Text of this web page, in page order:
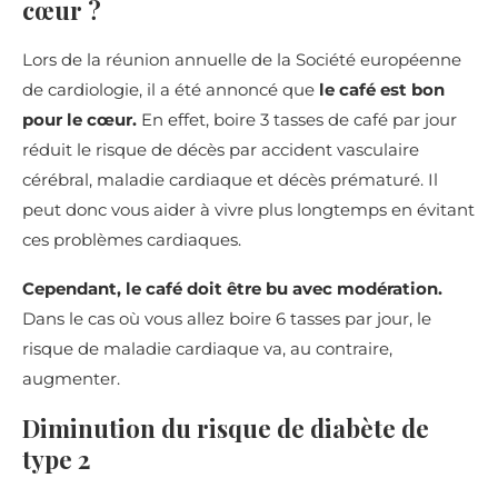
cœur ?
Lors de la réunion annuelle de la Société européenne
de cardiologie, il a été annoncé que le café est bon
pour le cœur. En effet, boire 3 tasses de café par jour
réduit le risque de décès par accident vasculaire
cérébral, maladie cardiaque et décès prématuré. Il
peut donc vous aider à vivre plus longtemps en évitant
ces problèmes cardiaques.
Cependant, le café doit être bu avec modération.
Dans le cas où vous allez boire 6 tasses par jour, le
risque de maladie cardiaque va, au contraire,
augmenter.
Diminution du risque de diabète de
type 2